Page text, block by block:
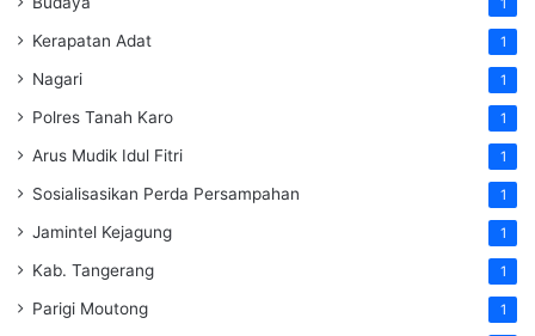
1
Kerapatan Adat 1
Nagari 1
Polres Tanah Karo 1
Arus Mudik Idul Fitri 1
Sosialisasikan Perda Persampahan 1
Jamintel Kejagung 1
Kab. Tangerang 1
Parigi Moutong 1